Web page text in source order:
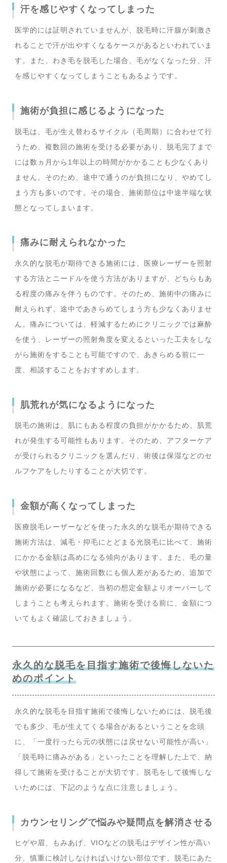
汗を感じやすくなってしまった
医学的には証明されていませんが、脱毛時に汗腺が刺激さ
れることで汗が出やすくなるケースがあるといわれていま
す。また、わき毛を脱毛した場合、毛がなくなった分、汗
を感じやすくなってしまうこともあるようです。
施術が負担に感じるようになった
脱毛は、毛が生え替わるサイクル（毛周期）に合わせて行
うため、複数回の施術を受ける必要があり、脱毛完了まで
には数ヵ月から1年以上の時間がかかることも少なくあり
ません。そのため、途中で通うのが負担になり、やめてし
まう方も多いのです。その場合、施術部位は中途半端な状
態となってしまいます。
痛みに耐えられなかった
永久的な脱毛が期待できる施術には、医療レーザーを照射
する方法とニードルを使う方法がありますが、どちらもあ
る程度の痛みを伴うものです。そのため、施術中の痛みに
耐えられず、途中であきらめてしまう方も少なくありませ
ん。痛みについては、軽減するためにクリニックでは麻酔
を使う、レーザーの照射角度を変えるといった工夫をしな
がら施術をすることも可能ですので、あきらめる前に一
度、相談することをおすすめします。
肌荒れが気になるようになった
脱毛の施術は、肌にもある程度の負担がかかるため、肌荒
れが発生する可能性もあります。そのため、アフターケア
が受けられるクリニックを選んだり、術後は保湿などのセ
ルフケアをしたりすることが大切です。
金額が高くなってしまった
医療脱毛レーザーなどを使った永久的な脱毛が期待できる
施術方法は、減毛・抑毛にとどまる光脱毛に比べて、施術
にかかる金額は高めになる傾向があります。また、毛の量
や状態によって、施術回数にも個人差があるため、追加で
施術が必要になるなど、当初の想定金額よりオーバーして
しまうことも考えられます。施術を受ける前に、金額につ
いてもよく確認しておきましょう。
永久的な脱毛を目指す施術で後悔しないた
めのポイント
永久的な脱毛を目指す施術で後悔しないためには、脱毛後
でも多少、毛が生えてくる場合があるということを念頭
に、「一度行ったら元の状態には戻せない可能性が高い」
「脱毛時に痛みがある」といったことを理解した上で、納
得して施術を受けることが大切です。脱毛をして後悔しな
いためには、下記のような点に注意しましょう。
カウンセリングで悩みや疑問点を解消させる
ヒゲや眉、もみあげ、VIOなどの脱毛はデザイン性が高い
分、慎重に検討しなければいけない部位です。脱毛にあた